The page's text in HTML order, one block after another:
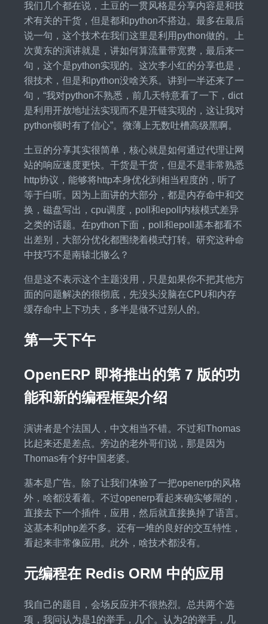
我们几个都在说，土豆的一贯风格是分享内容是和技
术有关的干货，但是都和python不搭边。最多在最后
说一句，这个技术在我们这里是利用python做的。上
次黄东的演讲就是，讲如何算流量带宽费，最后来一
句，这个是python实现的。这次李小红的分享也是，
很技术，但是和python没啥关系。讲到一半还来了一
句，“我对python不熟悉，前几天特意看了一下，dict
是利用开放地址法实现而不是开链实现的，这让我对
python顿时有了信心”。微薄上无数吐槽高级黑啊。
土豆的分享其实很简单，核心就是如何通过代理让网
站的响应速度更快。干货是干货，但是不是非常熟悉
http协议，能够将http本身优化到相当程度的，听了
等于白听。因为上面讲的大部分，都是内存命中和交
换，磁盘写出，cpu调度，poll和epoll内核模式差异
之类的话题。在python下面，poll和epoll基本都看不
出差别，大部分优化都围绕着模式打转。研究这种命
中技巧不是南辕北辙么？
但是这不表示这个主题没用，只是如果你不把其他方
面的问题解决的很彻底，先没头没脑在CPU和内存
缓存命中上下功夫，多半是做不过别人的。
第一天下午
OpenERP 即将推出的第 7 版的功
能和新的编程框架介绍
演讲者是个法国人，中文相当不错。不过和Thomas
比起来还是差点。旁边的老外哥们说，那是因为
Thomas有个好中国老婆。
基本是广告。除了让我们体验了一把openerp的风格
外，啥都没看着。不过openerp看起来确实够屌的，
直接去下一个插件，应用，然后就直接换掉了语言。
这基本和php差不多。还有一堆的良好的交互特性，
看起来非常像应用。此外，啥技术都没有。
元编程在 Redis ORM 中的应用
我自己的题目，会场反应并不很热烈。总共两个选
项，我问认为是1的举手，几个。认为2的举手，几